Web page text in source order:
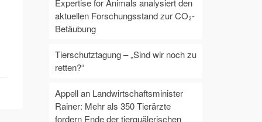
Expertise for Animals analysiert den
aktuellen Forschungsstand zur CO₂-
Betäubung
Tierschutztagung – „Sind wir noch zu
retten?“
Appell an Landwirtschaftsminister
Rainer: Mehr als 350 Tierärzte
fordern Ende der tierquälerischen